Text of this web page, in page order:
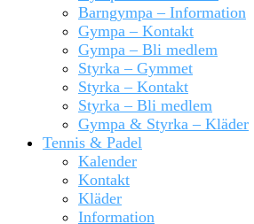
Barngympa – Information
Gympa – Kontakt
Gympa – Bli medlem
Styrka – Gymmet
Styrka – Kontakt
Styrka – Bli medlem
Gympa & Styrka – Kläder
Tennis & Padel
Kalender
Kontakt
Kläder
Information